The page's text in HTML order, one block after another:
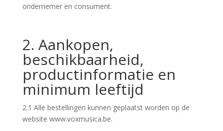
ondernemer en consument.
2. Aankopen,
beschikbaarheid,
productinformatie en
minimum leeftijd
2.1 Alle bestellingen kunnen geplaatst worden op de
website www.voxmusica.be.